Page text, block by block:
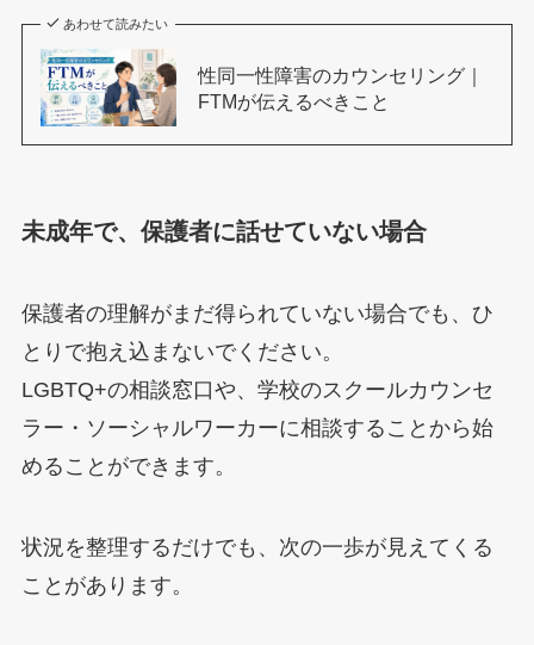
あわせて読みたい
性同一性障害のカウンセリング｜
FTMが伝えるべきこと
未成年で、保護者に話せていない場合
保護者の理解がまだ得られていない場合でも、ひ
とりで抱え込まないでください。
LGBTQ+の相談窓口や、学校のスクールカウンセ
ラー・ソーシャルワーカーに相談することから始
めることができます。
状況を整理するだけでも、次の一歩が見えてくる
ことがあります。